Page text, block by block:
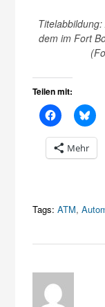
dem im Fort
Teilen mit:
Mehr
Tags: ATM,